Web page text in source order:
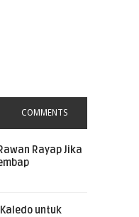
COMMENTS
Rayap Jika
untuk